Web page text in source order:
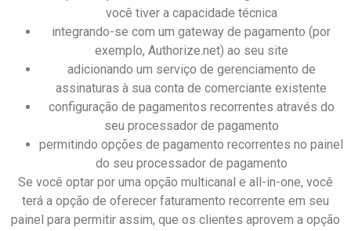
você tiver a capacidade técnica
integrando-se com um gateway de pagamento (por
exemplo, Authorize.net) ao seu site
adicionando um serviço de gerenciamento de
assinaturas à sua conta de comerciante existente
configuração de pagamentos recorrentes através do
seu processador de pagamento
permitindo opções de pagamento recorrentes no painel
do seu processador de pagamento
Se você optar por uma opção multicanal e all-in-one, você
terá a opção de oferecer faturamento recorrente em seu
painel para permitir assim, que os clientes aprovem a opção